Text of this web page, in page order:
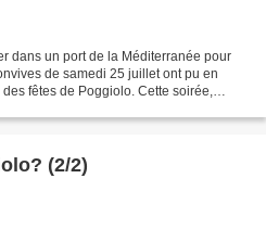
dans un port de la Méditerranée pour
de samedi 25 juillet ont pu en
fêtes de Poggiolo. Cette soirée,
(2/2)